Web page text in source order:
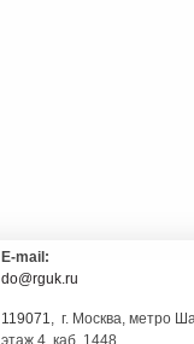
E-mail:
do@rguk.ru
119071, г. Москва, метро